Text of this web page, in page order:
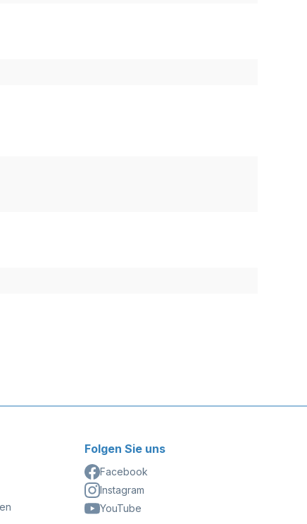
Folgen Sie uns
Facebook
Instagram
YouTube